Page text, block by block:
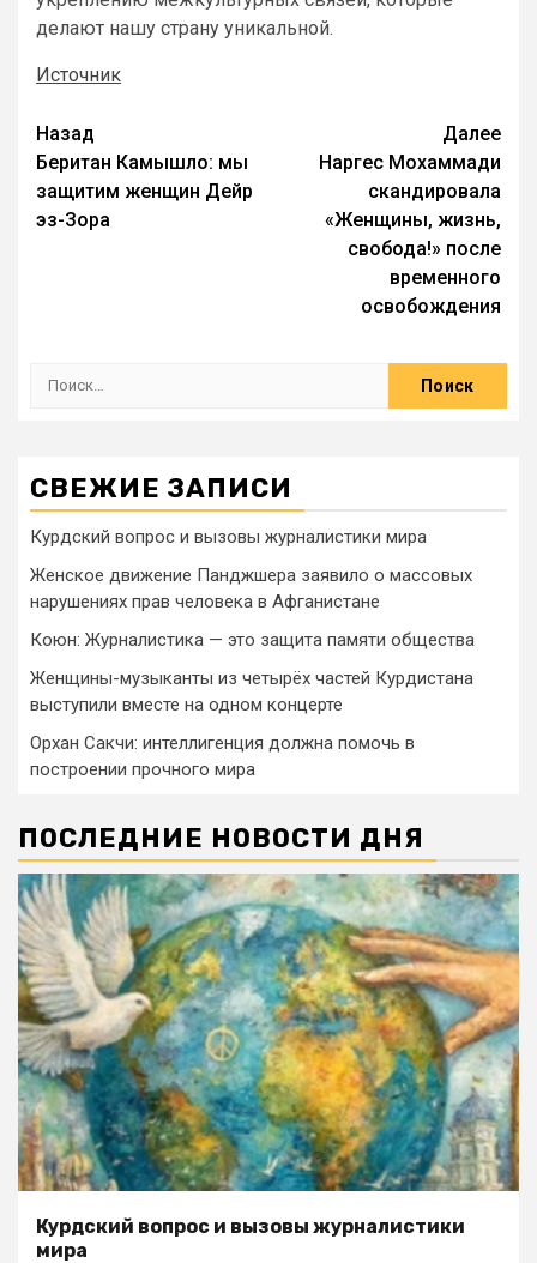
делают нашу страну уникальной.
Источник
Назад
Беритан Камышло: мы
защитим женщин Дейр
эз-Зора
Далее
Наргес Мохаммади
скандировала
«Женщины, жизнь,
свобода!» после
временного
освобождения
СВЕЖИЕ ЗАПИСИ
Курдский вопрос и вызовы журналистики мира
Женское движение Панджшера заявило о массовых
нарушениях прав человека в Афганистане
Коюн: Журналистика — это защита памяти общества
Женщины-музыканты из четырёх частей Курдистана
выступили вместе на одном концерте
Орхан Сакчи: интеллигенция должна помочь в
построении прочного мира
ПОСЛЕДНИЕ НОВОСТИ ДНЯ
Курдский вопрос и вызовы журналистики
мира